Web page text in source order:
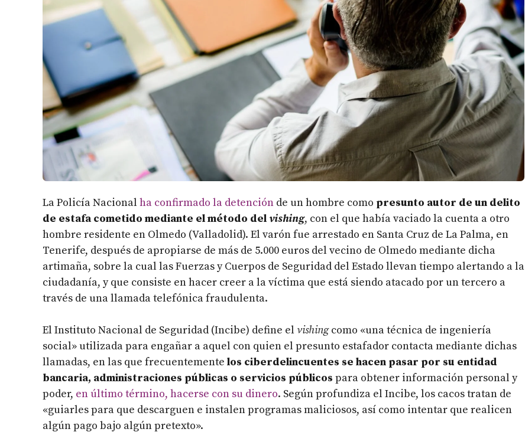
La Policía Nacional ha confirmado la detención de un hombre como presunto autor de un delito
de estafa cometido mediante el método del vishing, con el que había vaciado la cuenta a otro
hombre residente en Olmedo (Valladolid). El varón fue arrestado en Santa Cruz de La Palma, en
Tenerife, después de apropiarse de más de 5.000 euros del vecino de Olmedo mediante dicha
artimaña, sobre la cual las Fuerzas y Cuerpos de Seguridad del Estado llevan tiempo alertando a la
ciudadanía, y que consiste en hacer creer a la víctima que está siendo atacado por un tercero a
través de una llamada telefónica fraudulenta.
El Instituto Nacional de Seguridad (Incibe) define el vishingcomo «una técnica de ingeniería
social» utilizada para engañar a aquel con quien el presunto estafador contacta mediante dichas
llamadas, en las que frecuentemente los ciberdelincuentes se hacen pasar por su entidad
bancaria, administraciones públicas o servicios públicos para obtener información personal y
poder, en último término, hacerse con su dinero. Según profundiza el Incibe, los cacos tratan de
«guiarles para que descarguen e instalen programas maliciosos, así como intentar que realicen
algún pago bajo algún pretexto».